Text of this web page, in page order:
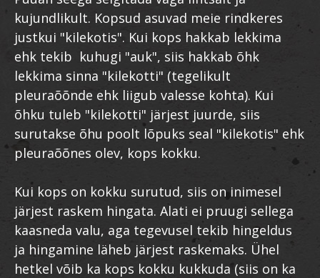
kujundlikult. Kopsud asuvad meie rindkeres
justkui "kilekotis". Kui kops hakkab lekkima
ehk tekib kuhugi "auk", siis hakkab õhk
lekkima sinna "kilekotti" (tegelikult
pleuraõõnde ehk liigub valesse kohta). Kui
õhku tuleb "kilekotti" järjest juurde, siis
surutakse õhu poolt lõpuks seal "kilekotis" ehk
pleuraõõnes olev, kops kokku.
Kui kops on kokku surutud, siis on inimesel
järjest raskem hingata. Alati ei pruugi sellega
kaasneda valu, aga tegevusel tekib hingeldus
ja hingamine läheb järjest raskemaks. Ühel
hetkel võib ka kops kokku kukkuda (siis on ka